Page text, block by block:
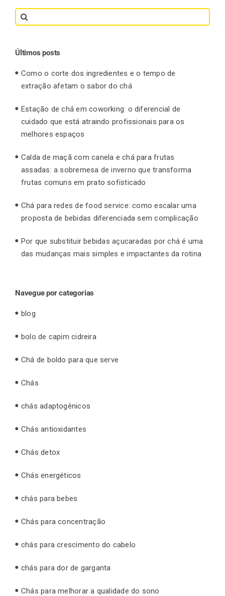
Search
for:
Últimos posts
Como o corte dos ingredientes e o tempo de
extração afetam o sabor do chá
Estação de chá em coworking: o diferencial de
cuidado que está atraindo profissionais para os
melhores espaços
Calda de maçã com canela e chá para frutas
assadas: a sobremesa de inverno que transforma
frutas comuns em prato sofisticado
Chá para redes de food service: como escalar uma
proposta de bebidas diferenciada sem complicação
Por que substituir bebidas açucaradas por chá é uma
das mudanças mais simples e impactantes da rotina
Navegue por categorias
blog
bolo de capim cidreira
Chá de boldo para que serve
Chás
chás adaptogênicos
Chás antioxidantes
Chás detox
Chás energéticos
chás para bebes
Chás para concentração
chás para crescimento do cabelo
chás para dor de garganta
Chás para melhorar a qualidade do sono